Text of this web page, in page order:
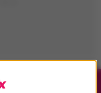
Memoriał Kamili